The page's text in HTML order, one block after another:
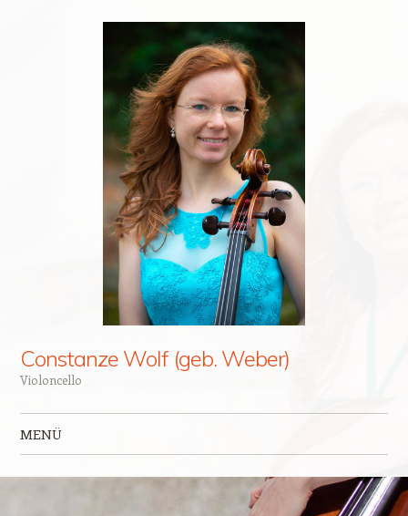
Constanze Wolf (geb. Weber)
Violoncello
MENÜ